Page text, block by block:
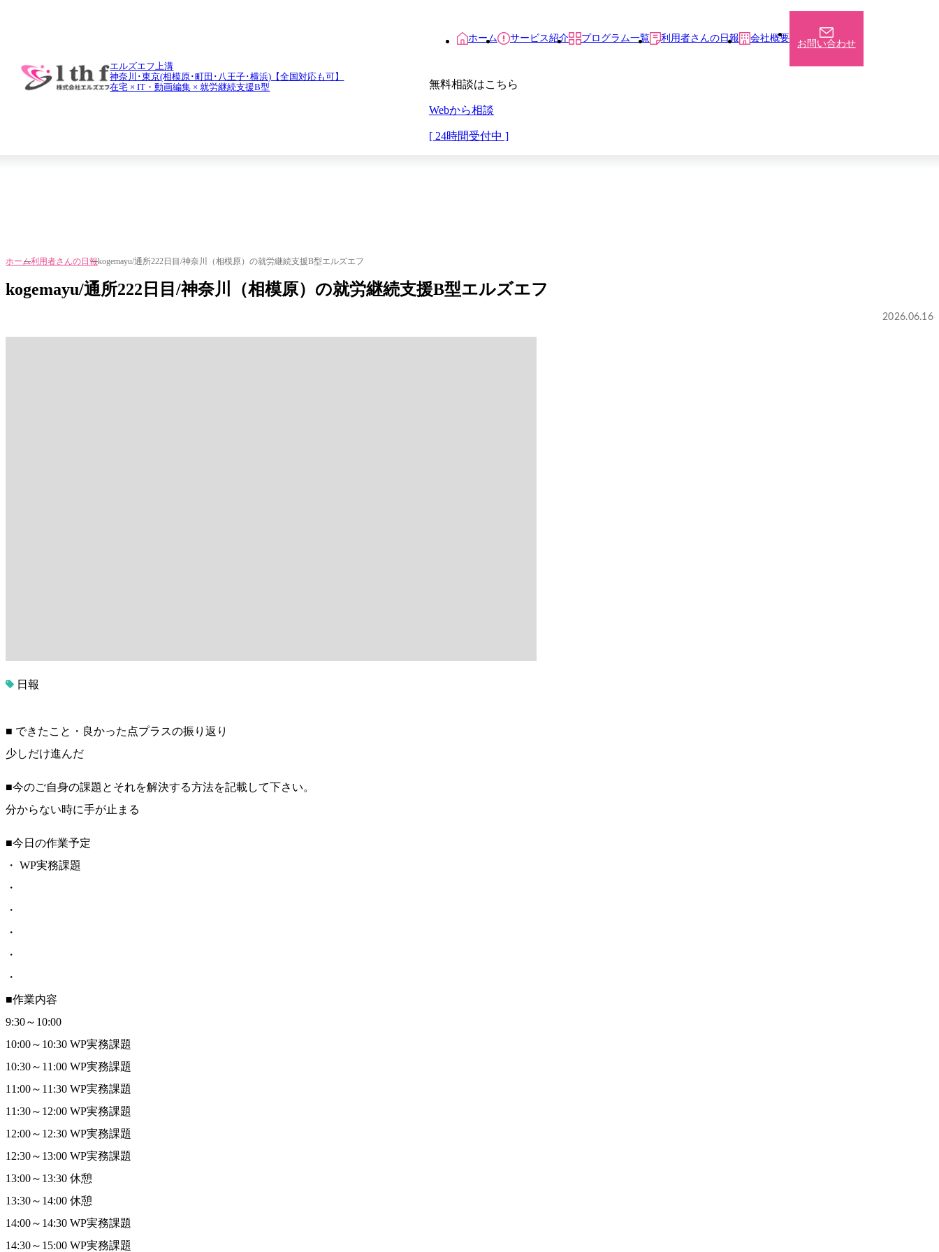
エルズエフ上溝
神奈川･東京(相模原･町田･八王子･横浜)【全国対応も可】
在宅 × IT・動画編集 × 就労継続支援B型
ホーム サービス紹介 プログラム一覧 利用者さんの日報 会社概要 お問い合わせ
無料相談はこちら
Webから相談
[ 24時間受付中 ]
ホーム利用者さんの日報kogemayu/通所222日目/神奈川（相模原）の就労継続支援B型エルズエフ
kogemayu/通所222日目/神奈川（相模原）の就労継続支援B型エルズエフ
2026.06.16
日報
■ できたこと・良かった点プラスの振り返り
少しだけ進んだ
■今のご自身の課題とそれを解決する方法を記載して下さい。
分からない時に手が止まる
■今日の作業予定
・ WP実務課題
・
・
・
・
・
■作業内容
9:30～10:00
10:00～10:30 WP実務課題
10:30～11:00 WP実務課題
11:00～11:30 WP実務課題
11:30～12:00 WP実務課題
12:00～12:30 WP実務課題
12:30～13:00 WP実務課題
13:00～13:30 休憩
13:30～14:00 休憩
14:00～14:30 WP実務課題
14:30～15:00 WP実務課題